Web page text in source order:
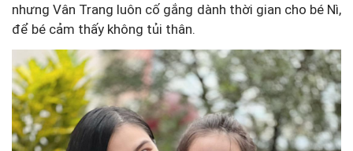
nhưng Vân Trang luôn cố gắng dành thời gian cho bé Nì,
để bé cảm thấy không tủi thân.